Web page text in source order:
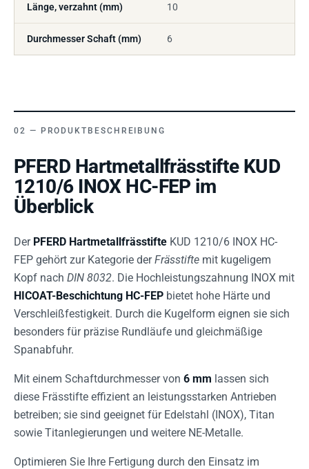
Länge, verzahnt (mm) 10
Durchmesser Schaft (mm) 6
PRODUKTBESCHREIBUNG
PFERD Hartmetallfrässtifte KUD
1210/6 INOX HC-FEP im
Überblick
Der PFERD Hartmetallfrässtifte KUD 1210/6 INOX HC-
FEP gehört zur Kategorie derFrässtifte mit kugeligem
Kopf nach DIN 8032. Die Hochleistungszahnung INOX mit
HICOAT-Beschichtung HC-FEP bietet hohe Härte und
Verschleißfestigkeit. Durch die Kugelform eignen sie sich
besonders für präzise Rundläufe und gleichmäßige
Spanabfuhr.
Mit einem Schaftdurchmesser von 6 mm lassen sich
diese Frässtifte effizient an leistungsstarken Antrieben
betreiben; sie sind geeignet für Edelstahl (INOX), Titan
sowie Titanlegierungen und weitere NE-Metalle.
Optimieren Sie Ihre Fertigung durch den Einsatz im